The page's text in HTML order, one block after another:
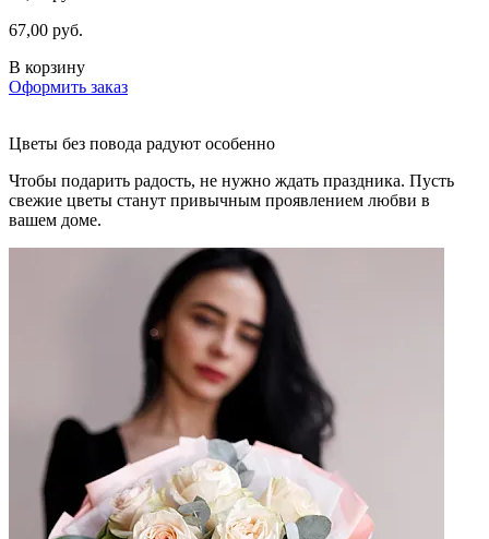
67,00 руб.
В корзину
Оформить заказ
Цветы без повода радуют особенно
Чтобы подарить радость, не нужно ждать праздника. Пусть
свежие цветы станут привычным проявлением любви в
вашем доме.